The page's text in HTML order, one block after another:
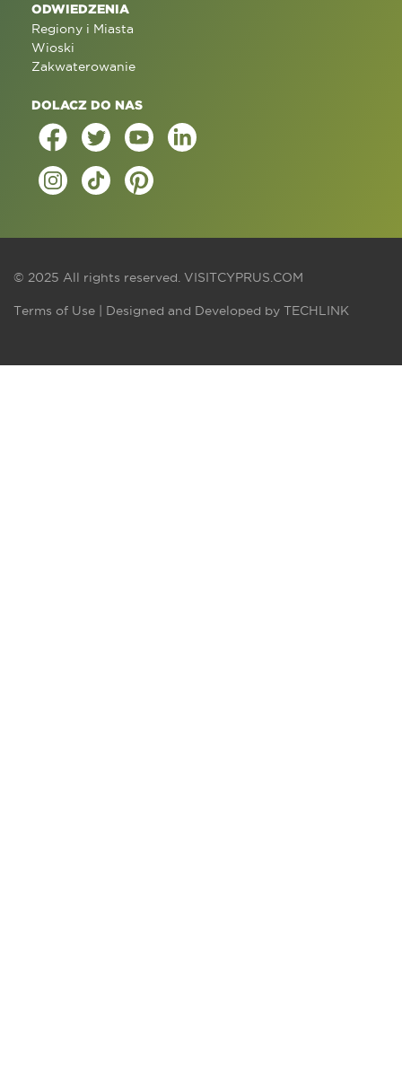
ODWIEDZENIA
Regiony i Miasta
Wioski
Zakwaterowanie
DOLACZ DO NAS
© 2025 All rights reserved. VISITCYPRUS.COM
Terms of Use | Designed and Developed by TECHLINK